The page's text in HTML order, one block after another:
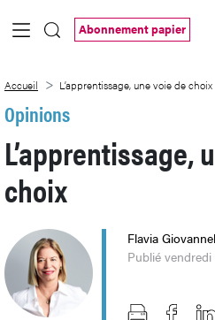
Saut au contenu principal
Abonnement papier
Accueil L’apprentissage, une voie de choix
Opinions
L’apprentissage,
choix
Flavia
Publié